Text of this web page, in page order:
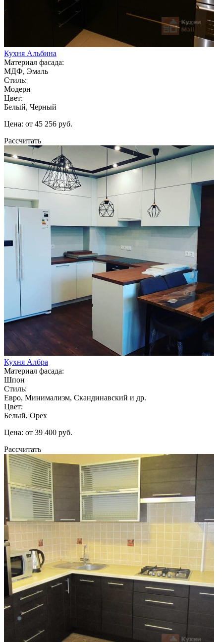
Кухня Альбина
Материал фасада:
МДФ, Эмаль
Стиль:
Модерн
Цвет:
Белый, Черный
Цена: от 45 256 руб.
Рассчитать
Кухня Албра
Материал фасада:
Шпон
Стиль:
Евро, Минимализм, Скандинавский и др.
Цвет:
Белый, Орех
Цена: от 39 400 руб.
Рассчитать